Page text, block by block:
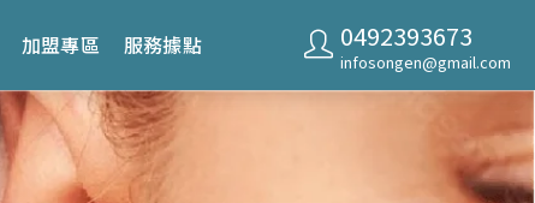
加盟專區 服務據點 0492393673
infosongen@gmail.com